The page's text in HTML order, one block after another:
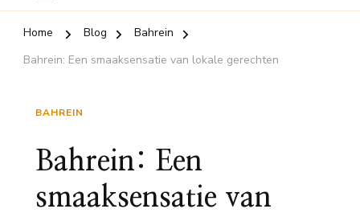
Home Blog
Bahrein
Bahrein: Een smaaksensatie van lokale gerechten
BAHREIN
Bahrein: Een
smaaksensatie van